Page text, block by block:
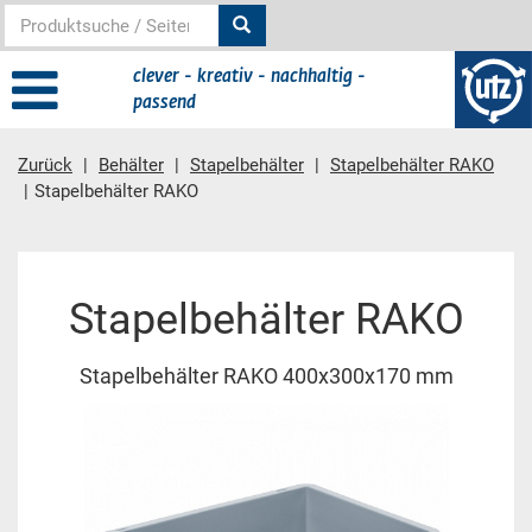
clever - kreativ - nachhaltig -
passend
Zurück Behälter Stapelbehälter
Stapelbehälter RAKO
Stapelbehälter RAKO
Stapelbehälter RAKO
Stapelbehälter RAKO 400x300x170 mm